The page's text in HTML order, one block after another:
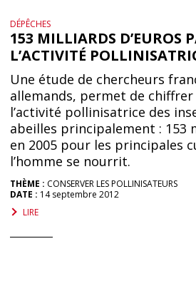
DÉPÊCHES
153 MILLIARDS D’EUROS
L’ACTIVITÉ
Une étude de chercheurs
allemands, permet de chiffrer
l’activité pollinisatrice des
abeilles principalement : 153
en 2005 pour les principales
l’homme se nourrit.
THÈME : CONSERVER LES POLLINISATEURS
DATE : 14 septembre 2012
LIRE